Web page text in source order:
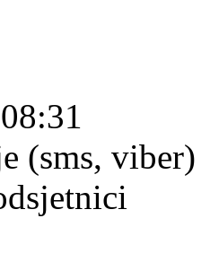
08:31
(sms, viber)